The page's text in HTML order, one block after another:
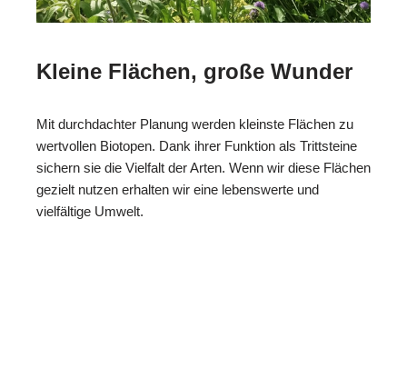
Kleine Flächen, große Wunder
Mit durchdachter Planung werden kleinste Flächen zu
wertvollen Biotopen. Dank ihrer Funktion als Trittsteine
sichern sie die Vielfalt der Arten. Wenn wir diese Flächen
gezielt nutzen erhalten wir eine lebenswerte und
vielfältige Umwelt.